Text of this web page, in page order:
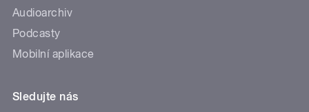
Audioarchiv
Podcasty
Mobilní aplikace
Sledujte nás